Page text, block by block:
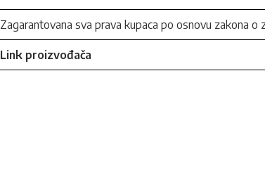
Zagarantovana sva prava kupaca po osnovu zakona o
Link proizvođača